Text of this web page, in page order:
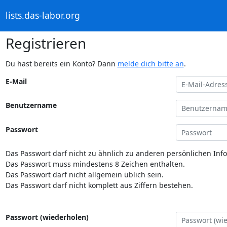
lists.das-labor.org
Registrieren
Du hast bereits ein Konto? Dann melde dich bitte an.
E-Mail
Benutzername
Passwort
Das Passwort darf nicht zu ähnlich zu anderen persönlichen
Das Passwort muss mindestens 8 Zeichen enthalten.
Das Passwort darf nicht allgemein üblich sein.
Das Passwort darf nicht komplett aus Ziffern bestehen.
Passwort (wiederholen)